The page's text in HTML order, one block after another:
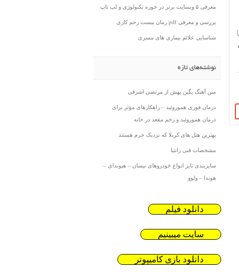
معرفی ۵ وبسایت برتر در حوزه تکنولوژی و لپ تاپ
بررسی و معرفی pdf رمان بیست زخم کاری
شناسایی علائم بیماری های مسری
نوشته‌های تازه
متن آهنگ بگین بهش از مرتضی اشرفی
درمان فوری هموروئید – راهکارهای مؤثر برای
درمان هموروئید و زخم مقعد در خانه
بهترین هتل های کربلا که نزدیک حرم هستند
مشخصات فنی زانتیا
سایزبندی تایر انواع خودروهای نیسان – هیوندای –
هوندا – ولوو
دانلود فیلم
سایت میبینیم
دانلود بازی کامیپوتر